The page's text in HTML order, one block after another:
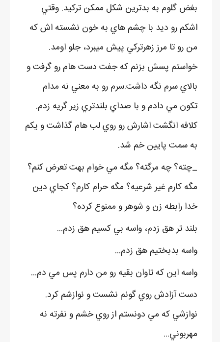
بغض گلوم به بدترين شکل ممکن ترکيد. وقتي
اشکم رو ديد با چشم هاي به خون نشسته اش که
من رو تا مرز زهرترکي پيش ميبرد، جلو اومد.
خواستم پسش بزنم که جفت دست هام رو گرفت و
بالاي سرم نگه داشت.سرم رو به معني نه مدام
تکون مي دادم و با صداي بلندتري زير گريه زدم.
کلافه انگشت اشارش رو روي لب هام گذاشت و يکم
به سمت پايين خم شد.
_چته؟ چه مرگته؟ مگه مي خوام بهت تعرض کنم؟
مگه کارم غير شرعيه؟ مگه حرام کارم؟ کجاي دين
خدا رابطه زن و شوهر و ممنوع کرده؟
بلند تر هق زدم، واسه بي کسيم هق زدم...
واسه بدبختيم هق زدم...
واسه اين که تاوان بقيه رو من دارم پس مي دم...
دست آزادش روي گونم نشست و نوازشم کرد.
نوازشي که مي دونستم از روي خشم و نفرته نه
مهربوني...